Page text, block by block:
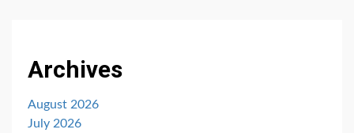
Archives
August 2026
July 2026